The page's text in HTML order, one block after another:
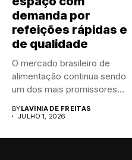
demanda por
refeições rápidas e
de qualidade
O mercado brasileiro de
alimentação continua sendo
um dos mais promissores
BYLAVINIA DE FREITAS
JULHO 1, 2026